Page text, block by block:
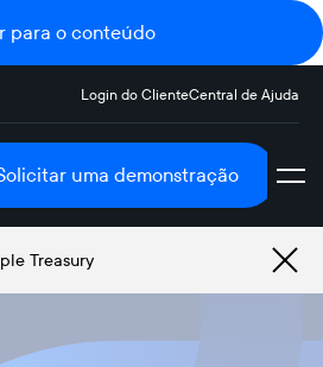
para o conteúdo
Login do ClienteCentral de Ajuda
uma demonstração
Treasury